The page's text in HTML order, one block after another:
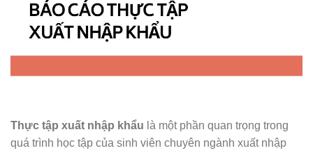
Thực tập xuất nhập khẩu là một phần quan trọng trong
quá trình học tập của sinh viên chuyên ngành xuất nhập